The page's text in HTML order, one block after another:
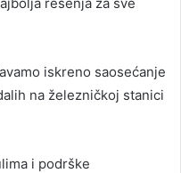
iskreno saosećanje
na železničkoj stanici
i podrške